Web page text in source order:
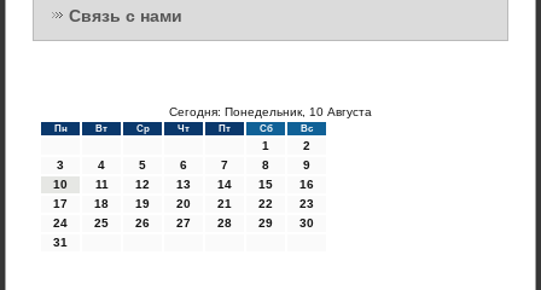
Связь с нами
Сегодня: Понедельник, 10 Августа
Пн Вт Ср Чт Пт Сб Вс
1
2
3
4 5 6 7 8
9
10
11 12 13 14 15
16
17
18 19 20 21 22
23
24
25 26 27 28 29
30
31